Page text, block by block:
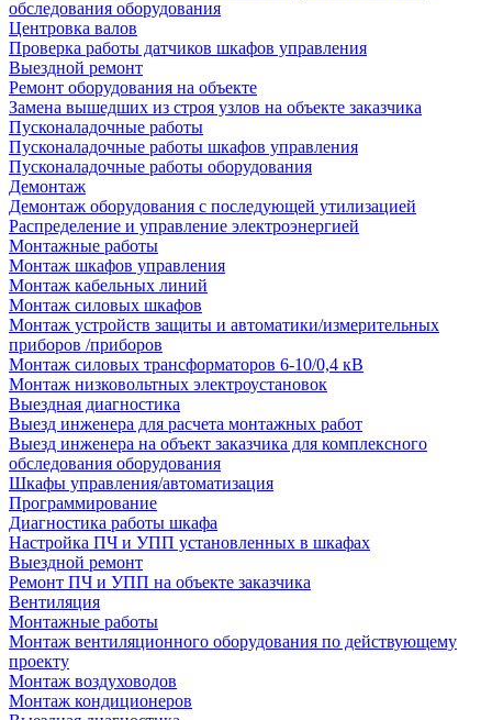
обследования оборудования
Центровка валов
Проверка работы датчиков шкафов управления
Выездной ремонт
Ремонт оборудования на объекте
Замена вышедших из строя узлов на объекте заказчика
Пусконаладочные работы
Пусконаладочные работы шкафов управления
Пусконаладочные работы оборудования
Демонтаж
Демонтаж оборудования с последующей утилизацией
Распределение и управление электроэнергией
Монтажные работы
Монтаж шкафов управления
Монтаж кабельных линий
Монтаж силовых шкафов
Монтаж устройств защиты и автоматики/измерительных
приборов /приборов
Монтаж силовых трансформаторов 6-10/0,4 кВ
Монтаж низковольтных электроустановок
Выездная диагностика
Выезд инженера для расчета монтажных работ
Выезд инженера на объект заказчика для комплексного
обследования оборудования
Шкафы управления/автоматизация
Программирование
Диагностика работы шкафа
Настройка ПЧ и УПП установленных в шкафах
Выездной ремонт
Ремонт ПЧ и УПП на объекте заказчика
Вентиляция
Монтажные работы
Монтаж вентиляционного оборудования по действующему
проекту
Монтаж воздуховодов
Монтаж кондиционеров